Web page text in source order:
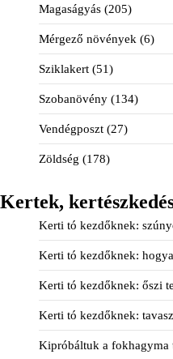
Magaságyás (205)
Mérgező növények (6)
Sziklakert (51)
Szobanövény (134)
Vendégposzt (27)
Zöldség (178)
Kertek,
Kerti tó kezdőknek:
Kerti tó kezdőknek:
Kerti tó kezdőknek: őszi
Kerti tó kezdőknek:
Kipróbáltuk a fokhagyma